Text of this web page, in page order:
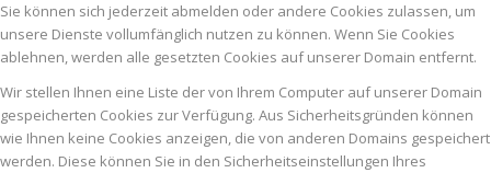
Sie können sich jederzeit abmelden oder andere Cookies zulassen, um
unsere Dienste vollumfänglich nutzen zu können. Wenn Sie Cookies
ablehnen, werden alle gesetzten Cookies auf unserer Domain entfernt.
Wir stellen Ihnen eine Liste der von Ihrem Computer auf unserer Domain
gespeicherten Cookies zur Verfügung. Aus Sicherheitsgründen können
wie Ihnen keine Cookies anzeigen, die von anderen Domains gespeichert
werden. Diese können Sie in den Sicherheitseinstellungen Ihres